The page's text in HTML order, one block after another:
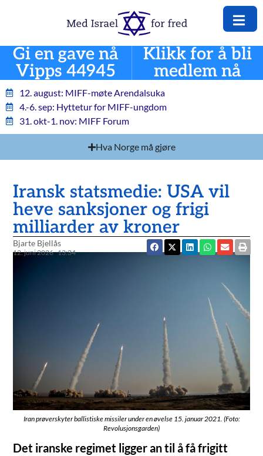
Gi en gave nå
Vipps 44945
Klikk for å bli
medlem nå
12. august: MIFF-møte Arendalsuka
4.-6. sep: Hyttetur for MIFF-ungdom
31. okt-1. nov: MIFF Forum
Hva Norge må gjøre
Iransk statsmedie: USA vil
heve sanksjoner og frigi
milliarder av kroner
Bjarte Bjellås
12. juni 2026 13:34
Iran prøverskyter ballistiske missiler under en øvelse 15. januar 2021. (Foto:
Revolusjonsgarden)
Det iranske regimet ligger an til å få frigitt